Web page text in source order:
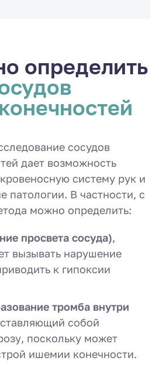
определить
сосудов
дает возможность
систему рук и
патологии. В частности, с
можно определить:
просвета сосуда),
вызывать нарушение
к гипоксии
тромба внутри
собой
поскольку может
ишемии конечности.